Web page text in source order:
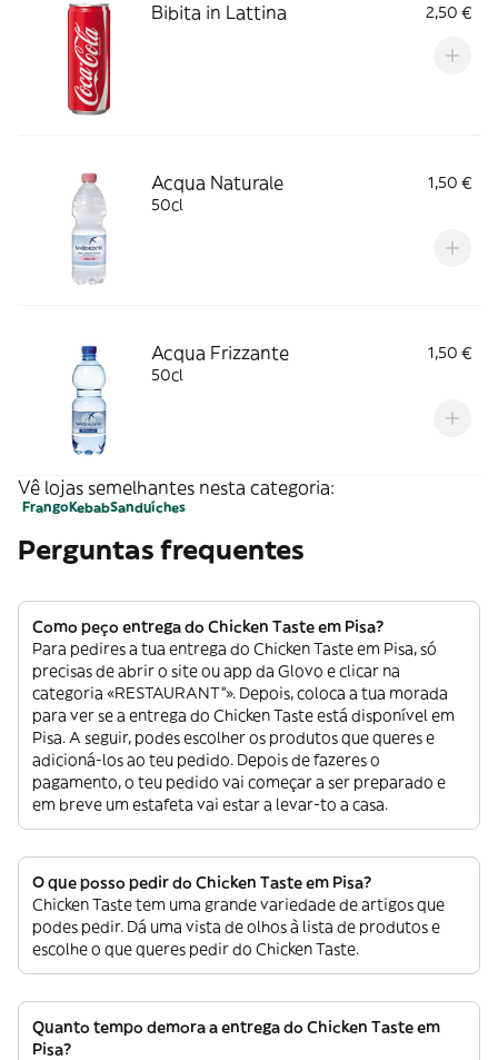
Bibita in Lattina 2,50 €
Acqua Naturale
1,50 €
50cl
Acqua Frizzante
1,50 €
50cl
Vê lojas semelhantes nesta categoria:
FrangoKebabSanduíches
Perguntas frequentes
Como peço entrega do Chicken Taste em Pisa?
Para pedires a tua entrega do Chicken Taste em Pisa, só
precisas de abrir o site ou app da Glovo e clicar na
categoria «RESTAURANT”». Depois, coloca a tua morada
para ver se a entrega do Chicken Taste está disponível em
Pisa. A seguir, podes escolher os produtos que queres e
adicioná-los ao teu pedido. Depois de fazeres o
pagamento, o teu pedido vai começar a ser preparado e
em breve um estafeta vai estar a levar-to a casa.
O que posso pedir do Chicken Taste em Pisa?
Chicken Taste tem uma grande variedade de artigos que
podes pedir. Dá uma vista de olhos à lista de produtos e
escolhe o que queres pedir do Chicken Taste.
Quanto tempo demora a entrega do Chicken Taste em
Pisa?